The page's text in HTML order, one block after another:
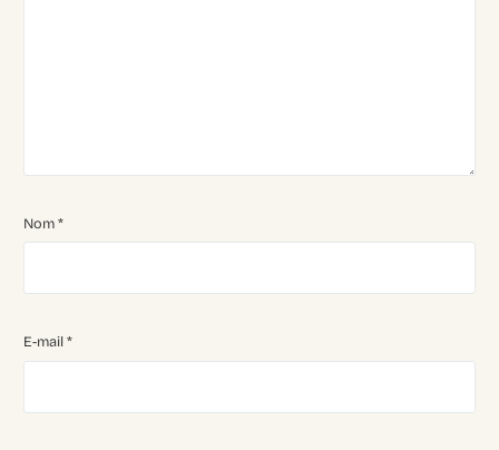
Nom*
E-mail*